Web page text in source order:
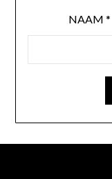
NAAM*